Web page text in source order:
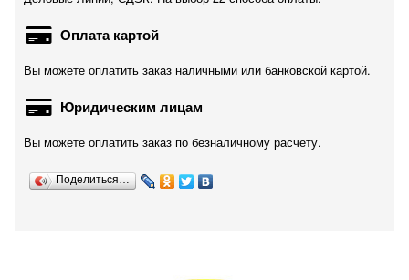
Оплата картой
Вы можете оплатить заказ наличными или банковской картой.
Юридическим лицам
Вы можете оплатить заказ по безналичному расчету.
Поделиться…